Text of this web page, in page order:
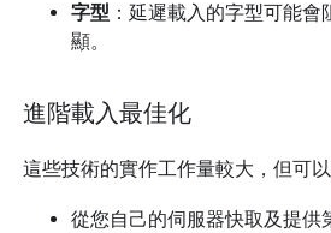
字型 ：延遲載入的字型可能
顯。
進階載入最佳化
這些技術的實作工作量較大，但可
從您自己的伺服器快取及提供